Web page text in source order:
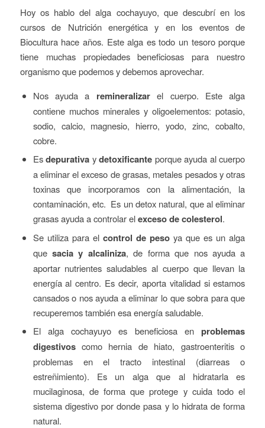
Hoy os hablo del alga cochayuyo, que descubrí en los
cursos de Nutrición energética y en los eventos de
Biocultura hace años. Este alga es todo un tesoro porque
tiene muchas propiedades beneficiosas para nuestro
organismo que podemos y debemos aprovechar.
Nos ayuda a remineralizarel cuerpo. Este alga
contiene muchos minerales y oligoelementos: potasio,
sodio, calcio, magnesio, hierro, yodo, zinc, cobalto,
cobre.
Esdepurativa ydetoxificante porque ayuda al cuerpo
a eliminar el exceso de grasas, metales pesados y otras
toxinas que incorporamos con la alimentación, la
contaminación, etc. Es un detox natural, que al eliminar
grasas ayuda a controlar elexceso de colesterol.
Se utiliza para el control de pesoya que es un alga
que sacia y alcaliniza, de forma que nos ayuda a
aportar nutrientes saludables al cuerpo que llevan la
energía al centro. Es decir, aporta vitalidad si estamos
cansados o nos ayuda a eliminar lo que sobra para que
recuperemos también esa energía saludable.
El alga cochayuyo es beneficiosa enproblemas
digestivoscomo hernia de hiato, gastroenteritis o
problemas en el tracto intestinal (diarreas o
estreñimiento). Es un alga que al hidratarla es
mucilaginosa, de forma que protege y cuida todo el
sistema digestivo por donde pasa y lo hidrata de forma
natural.